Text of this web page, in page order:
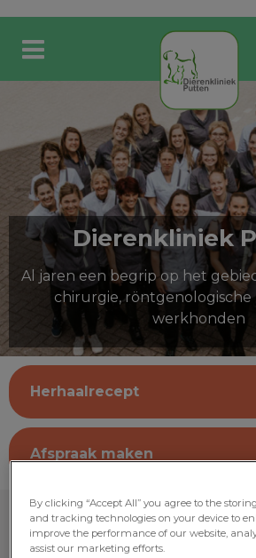
Dierenkliniek
Al jaren een begrip op het
chirurgie,
werkhonden
Herhaalrecept
Afspraak maken
By clicking “Accept All” you agree to the
and tracking technologies on your device to
improve the performance of our website,
assist our marketing efforts.